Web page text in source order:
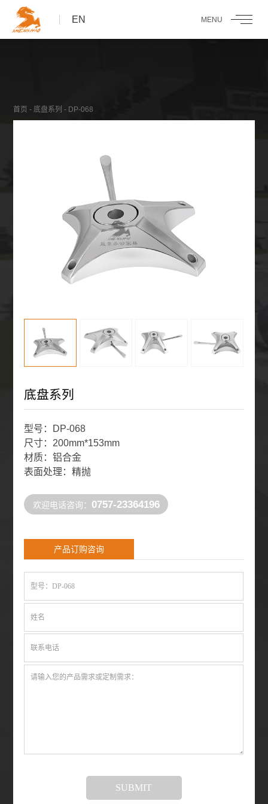
EN
首页 - 底盘系列 - DP-068
底盘系列
型号：DP-068
尺寸：200mm*153mm
材质：铝合金
表面处理：精抛
欢迎电话咨询： 0757-23364196
产品订购咨询